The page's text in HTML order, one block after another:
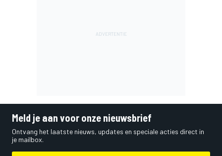
Meld je aan voor onze nieuwsbrief
Ontvang het laatste nieuws, updates en speciale acties direct in
je mailbox.